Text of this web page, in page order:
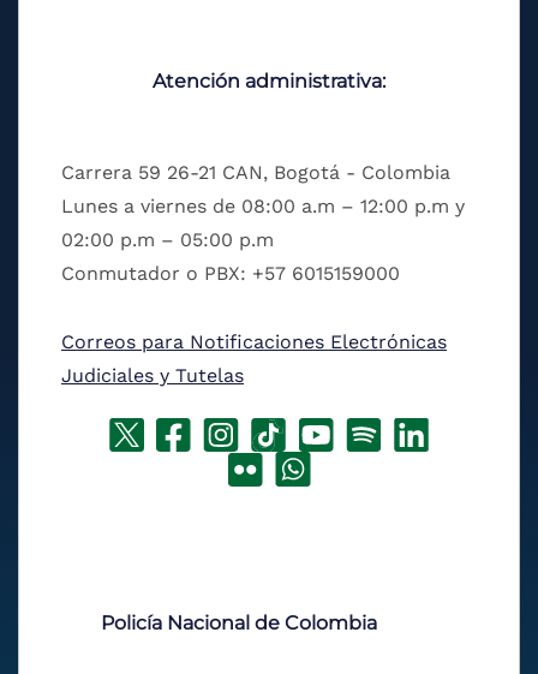
Atención administrativa:
Carrera 59 26-21 CAN, Bogotá - Colombia
Lunes a viernes de 08:00 a.m – 12:00 p.m y
02:00 p.m – 05:00 p.m
Conmutador o PBX: +57 6015159000
Correos para Notificaciones Electrónicas
Judiciales y Tutelas
Policía Nacional de Colombia